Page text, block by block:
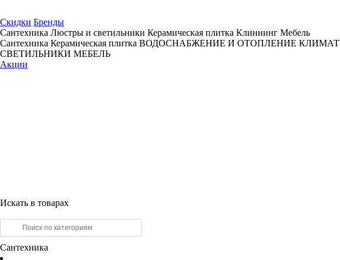
Скидки Бренды
Сантехника Люстры и светильники Керамическая плитка Клиннинг Мебель
Сантехника Керамическая плитка ВОДОСНАБЖЕНИЕ И ОТОПЛЕНИЕ КЛИМАТ
СВЕТИЛЬНИКИ МЕБЕЛЬ
Акции
Искать в товарах
Сантехника